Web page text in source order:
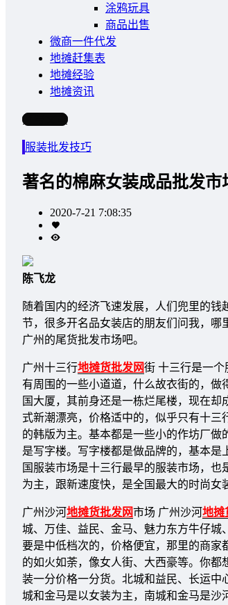
涂鸦玩具
商品出售
微商一件代发
地摊赶集表
地摊经验
地摊资讯
写文章
服装批发技巧
著名的棉麻女装成品批发市
2020-7-21 7:08:35
陈飞龙
随着国内的经济飞速发展，人们兜里的
节，很多开名品女装店的朋友们问我，
广州的尾货批发市场吧。
广州十三行地摊货批发网街 十三行是一
有周围的一些小道道，什么故衣街的，做
国大厦，其前身还是一栋烂尾楼，现在
式新潮漂亮，价格适中的，似乎只有十
的韩版为主。基本都是一些小的作坊厂
是写字楼。写字楼都是做品牌的，基本
国服装市场是十三行最早的服装市场，
为主，跟新速度快，是全国最大的时尚女
广州沙河地摊货批发网市场 广州沙河地摊
城、万佳、益民、金马、魅力东方牛仔
要是中低档次的，价格便宜，那里的商
的如火如荼，像女人街、大西豪等。你
装一分价格一分货。北城和益民、长运
城和金马是以女装为主，南城和金马是沙